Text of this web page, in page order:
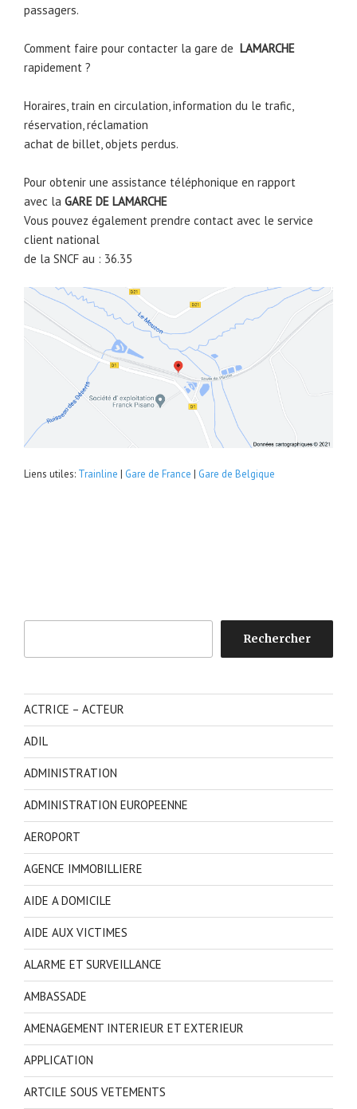
passagers.
Comment faire pour contacter la gare de LAMARCHE
rapidement ?
Horaires, train en circulation, information du le trafic,
réservation, réclamation
achat de billet, objets perdus.
Pour obtenir une assistance téléphonique en rapport
avec la GARE DE LAMARCHE
Vous pouvez également prendre contact avec le service
client national
de la SNCF au : 36.35
Liens utiles: Trainline | Gare de France | Gare de Belgique
Rechercher
ACTRICE – ACTEUR
ADIL
ADMINISTRATION
ADMINISTRATION EUROPEENNE
AEROPORT
AGENCE IMMOBILLIERE
AIDE A DOMICILE
AIDE AUX VICTIMES
ALARME ET SURVEILLANCE
AMBASSADE
AMENAGEMENT INTERIEUR ET EXTERIEUR
APPLICATION
ARTCILE SOUS VETEMENTS